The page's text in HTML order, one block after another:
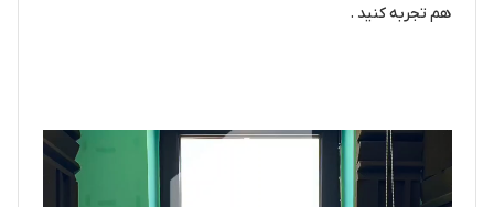
هم تجربه کنید .